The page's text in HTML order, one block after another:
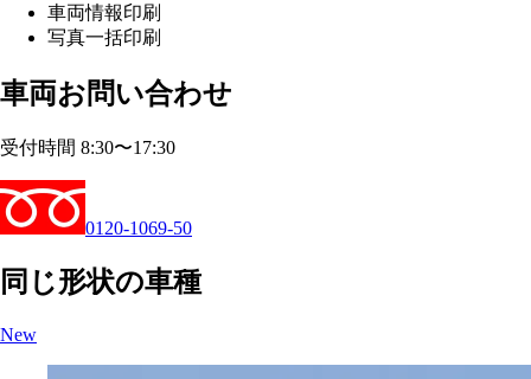
車両情報印刷
写真一括印刷
車両お問い合わせ
受付時間 8:30〜17:30
0120-1069-50
同じ形状の車種
New